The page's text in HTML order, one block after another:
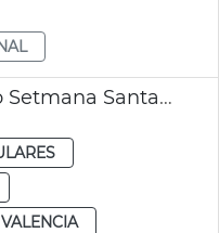
Calendario pirotécnico Setmana Santa Marinera
VALENCIA